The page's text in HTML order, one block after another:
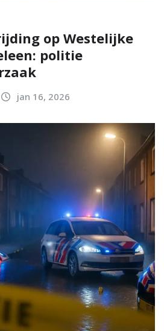
op Westelijke
politie
jan 16, 2026